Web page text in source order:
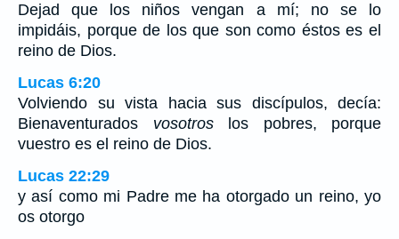
Dejad que los niños vengan a mí; no se lo
impidáis, porque de los que son como éstos es el
reino de Dios.
Lucas 6:20
Volviendo su vista hacia sus discípulos, decía:
Bienaventurados vosotroslos pobres, porque
vuestro es el reino de Dios.
Lucas 22:29
y así como mi Padre me ha otorgado un reino, yo
os otorgo